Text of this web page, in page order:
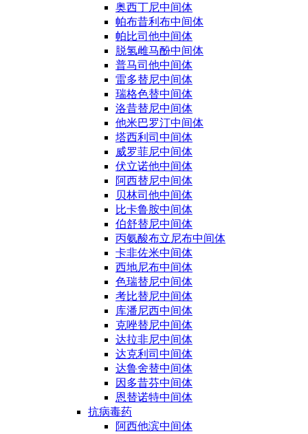
奥西丁尼中间体
帕布昔利布中间体
帕比司他中间体
脱氢雌马酚中间体
普马司他中间体
雷多替尼中间体
瑞格色替中间体
洛昔替尼中间体
他米巴罗汀中间体
塔西利司中间体
威罗菲尼中间体
伏立诺他中间体
阿西替尼中间体
贝林司他中间体
比卡鲁胺中间体
伯舒替尼中间体
丙氨酸布立尼布中间体
卡非佐米中间体
西地尼布中间体
色瑞替尼中间体
考比替尼中间体
库潘尼西中间体
克唑替尼中间体
达拉非尼中间体
达克利司中间体
达鲁舍替中间体
因多昔芬中间体
恩替诺特中间体
抗病毒药
阿西他滨中间体